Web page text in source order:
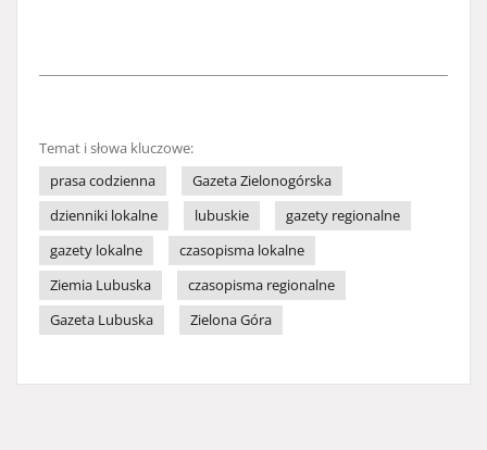
Temat i słowa kluczowe:
prasa codzienna
Gazeta Zielonogórska
dzienniki lokalne
lubuskie
gazety regionalne
gazety lokalne
czasopisma lokalne
Ziemia Lubuska
czasopisma regionalne
Gazeta Lubuska
Zielona Góra